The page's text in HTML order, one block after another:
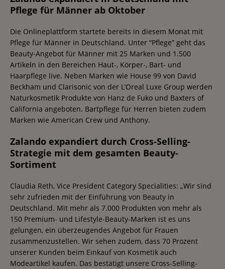
Pflege für Männer ab Oktober
Die Onlineplattform startete bereits in diesem Monat mit
Pflege für Männer in Deutschland. Unter “Pflege” geht das
Beauty-Angebot für Männer mit 25 Marken und 1.500
Artikeln in den Bereichen Haut-, Körper-, Bart- und
Haarpflege live. Neben Marken wie House 99 von David
Beckham und Clarisonic von der L’Oreal Luxe Group werden
Naturkosmetik Produkte von Hanz de Fuko und Baxters of
California angeboten. Bartpflege für Herren bieten zudem
Marken wie American Crew und Anthony.
Zalando expandiert durch Cross-Selling-
Strategie mit dem gesamten Beauty-
Sortiment
Claudia Reth, Vice President Category Specialities: „Wir sind
sehr zufrieden mit der Einführung von Beauty in
Deutschland. Mit mehr als 7.000 Produkten von mehr als
150 Premium- und Lifestyle-Beauty-Marken ist es uns
gelungen, ein überzeugendes Angebot für Frauen
zusammenzustellen. Wir sehen zudem, dass 70 Prozent
unserer Kunden beim Einkauf von Kosmetik auch
Modeartikel kaufen. Das bestätigt unsere Cross-Selling-